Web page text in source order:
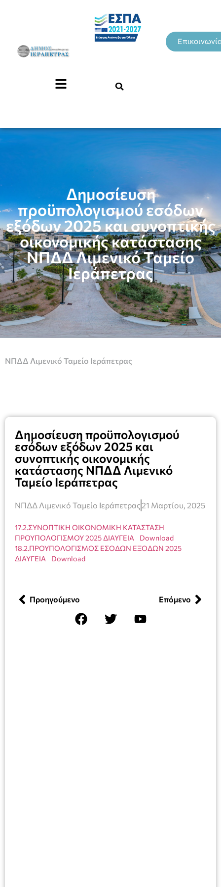
Δημοσίευση
προϋπολογισμού εσόδων
εξόδων 2025 και συνοπτικής
οικονομικής κατάστασης
NΠΔΔ Λιμενικό Ταμείο
Ιεράπετρας
ΝΠΔΔ Λιμενικό Ταμείο Ιεράπετρας
Δημοσίευση προϋπολογισμού
εσόδων εξόδων 2025 και
συνοπτικής οικονομικής
κατάστασης NΠΔΔ Λιμενικό
Ταμείο Ιεράπετρας
ΝΠΔΔ Λιμενικό Ταμείο Ιεράπετρας 21 Μαρτίου, 2025
17.2.ΣΥΝΟΠΤΙΚΗ ΟΙΚΟΝΟΜΙΚΗ ΚΑΤΑΣΤΑΣΗ
ΠΡΟΥΠΟΛΟΓΙΣΜΟΥ 2025 ΔΙΑΥΓΕΙΑ
Download
18.2.ΠΡΟΥΠΟΛΟΓΙΣΜΟΣ ΕΣΟΔΩΝ ΕΞΟΔΩΝ 2025
ΔΙΑΥΓΕΙΑ
Download
Προηγούμενο Επόμενο